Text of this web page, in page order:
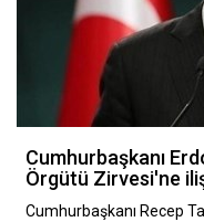
Cumhurbaşkanı
Örgütü Zirvesi'ne
Cumhurbaşkanı Recep